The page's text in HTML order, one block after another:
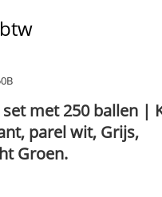
set met 250 ballen |
parel wit, Grijs,
Groen.